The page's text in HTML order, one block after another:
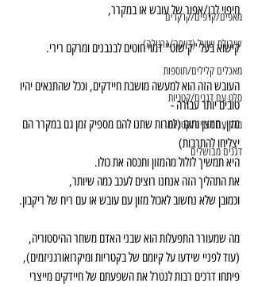
מאפים/קרפים/קרקרים
שיבולת שועל (דייסה/גרנולה)
מאכלים קלילים/תוספות
סלט עם דגנים/קטניות
מרק עם דגנים/קטניות
דגנים מבושלים
חיפוי לבן/אפור של עובש או במקרר,
קישוא בעל "קישוט" דמוי חוטים לבנבנים ומרקם רירי.
העובש הזה הוא למעשה מושבת חיידקים, וככל שהתנאים יהיו
טובים יותר עבורה -
מזון, חמצן וחום (למרות שתנו להם מספיק זמן גם במקרר הם
יצליחו להתרבות)
היא תמשיך לזלול מהמזון ותכסה את כולו.
את התהליך הזה אנחנו רוצים לעכב כמה שיותר,
וכמובן שלא נחשוב לאכול מזון עם עובש או עם ריח של ריקבון.
מה שמעורר התפעלות הוא שבני האדם משחר ההיסטוריה,
(עוד לפניי שידעו על קיומם של בקטריות ומיקרואורגניזמים),
פיתחו דרכים רבות לנטרל את השפעתם של חיידקים מייצרי